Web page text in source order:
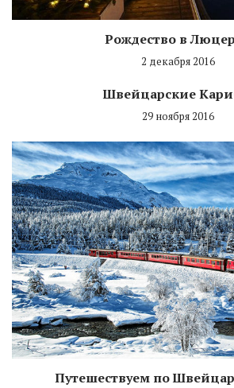
Рождество в
2 декабря 2016
Швейцарские
29 ноября 2016
Путешествуем по